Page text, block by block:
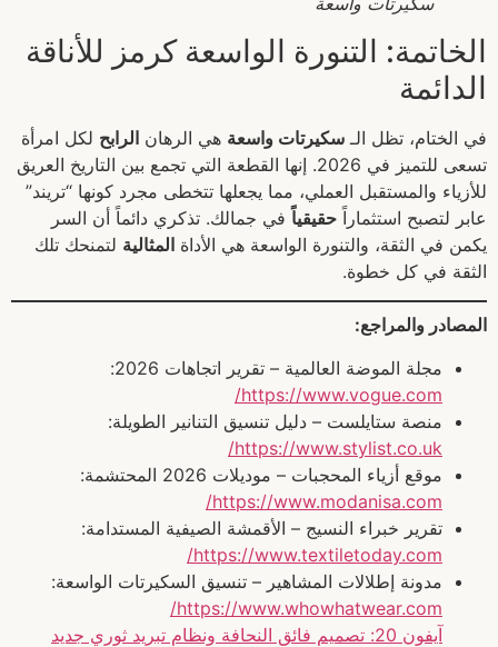
الخاتمة: التنورة الواسعة كرمز للأناقة
الدائمة
في الختام، تظل الـ سكيرتات واسعة هي الرهان الرابح لكل امرأة
تسعى للتميز في 2026. إنها القطعة التي تجمع بين التاريخ العريق
للأزياء والمستقبل العملي، مما يجعلها تتخطى مجرد كونها “تريند”
عابر لتصبح استثماراً حقيقياًفي جمالك. تذكري دائماً أن السر
يكمن في الثقة، والتنورة الواسعة هي الأداة المثالية لتمنحك تلك
الثقة في كل خطوة.
المصادر والمراجع:
مجلة الموضة العالمية – تقرير اتجاهات 2026:
https://www.vogue.com/
منصة ستايلست – دليل تنسيق التنانير الطويلة:
https://www.stylist.co.uk/
موقع أزياء المحجبات – موديلات 2026 المحتشمة:
https://www.modanisa.com/
تقرير خبراء النسيج – الأقمشة الصيفية المستدامة:
https://www.textiletoday.com/
مدونة إطلالات المشاهير – تنسيق السكيرتات الواسعة:
https://www.whowhatwear.com/
آيفون 20: تصميم فائق النحافة ونظام تبريد ثوري جديد